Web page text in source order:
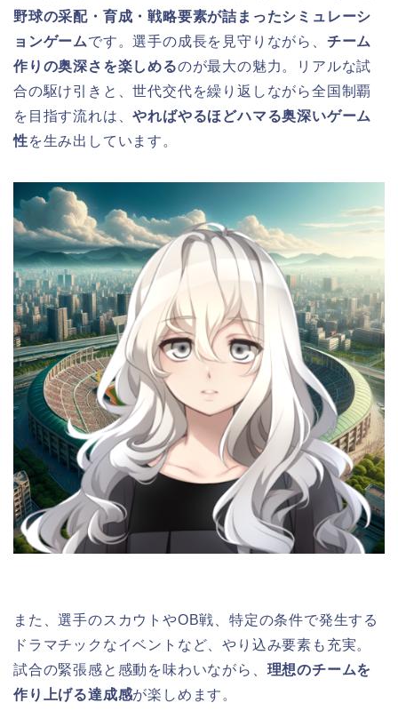
野球の采配・育成・戦略要素が詰まったシミュレーシ
ョンゲームです。選手の成長を見守りながら、 チーム
作りの奥深さを楽しめるのが最大の魅力。リアルな試
合の駆け引きと、世代交代を繰り返しながら全国制覇
を目指す流れは、やればやるほどハマる奥深いゲーム
性を生み出しています。
また、選手のスカウトやOB戦、特定の条件で発生する
ドラマチックなイベントなど、やり込み要素も充実。
試合の緊張感と感動を味わいながら、 理想のチームを
作り上げる達成感が楽しめます。